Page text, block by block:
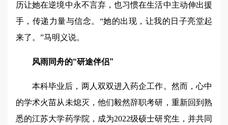
历让她在逆境中永不言弃，也习惯在生活中主动伸出援
手，传递力量与信念。“她的出现，让我的日子亮堂起
来了。”马明义说。
风雨同舟的“研途伴侣”
本科毕业后，两人双双进入药企工作。然而，心中
的学术火苗从未熄灭，他们毅然辞职考研，重新回到熟
悉的江苏大学药学院，成为2022级硕士研究生，并共同